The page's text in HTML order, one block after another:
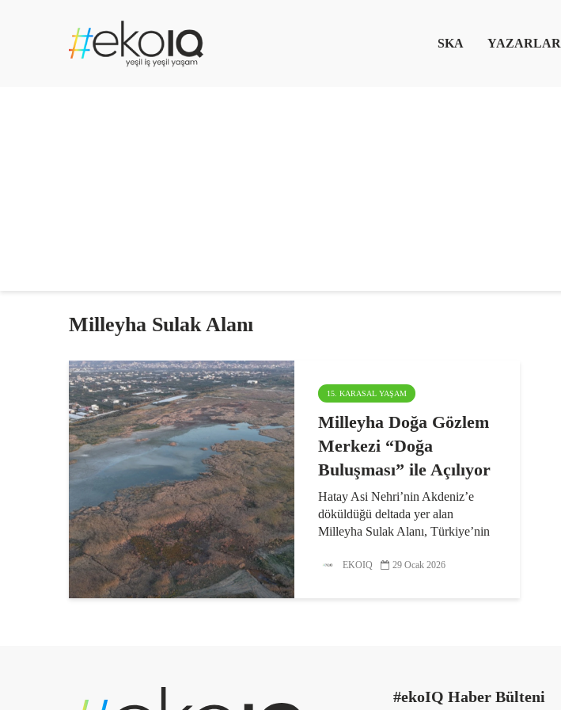
SKA YAZARLAR
Milleyha Sulak Alanı
15. KARASAL YAŞAM
Milleyha Doğa Gözlem
Merkezi “Doğa
Buluşması” ile Açılıyor
Hatay Asi Nehri’nin Akdeniz’e
döküldüğü deltada yer alan
Milleyha Sulak Alanı, Türkiye’nin
alanlarından biri. 13-15 Şubat
EKOIQ 29 Ocak 2026
#ekoIQ Haber Bülteni